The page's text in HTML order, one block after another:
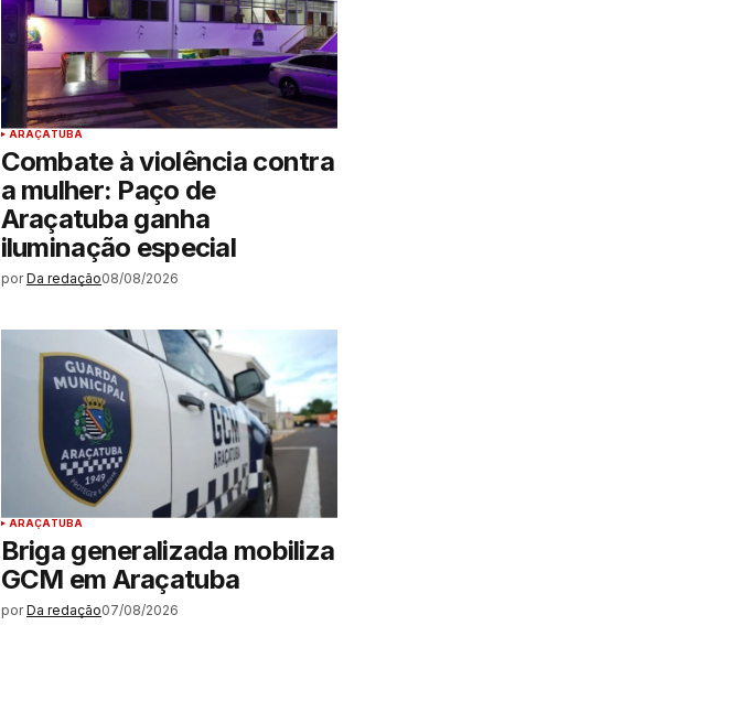
ARAÇATUBA
Combate à violência contra
a mulher: Paço de
Araçatuba ganha
iluminação especial
por Da redação08/08/2026
ARAÇATUBA
Briga generalizada mobiliza
GCM em Araçatuba
por Da redação07/08/2026